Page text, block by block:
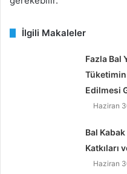
İlgili Makaleler
Fazla Bal
Tüketimin
Edilmesi
Haziran
Bal Kabak
Katkıları
Haziran